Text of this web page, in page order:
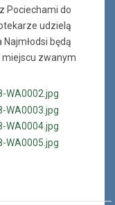
Pociechami do
udzielą
będą
miejscu zwanym